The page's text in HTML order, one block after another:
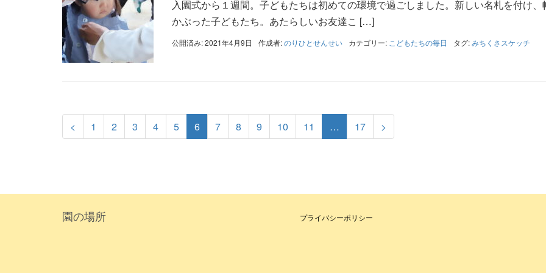
入園式から１週間。子どもたちは初めての環境で過ごしました。新しい名札を付け、
かぶった子どもたち。あたらしいお友達こ […]
公開済み: 2021年4月9日 作成者:のりひとせんせい カテゴリー: こどもたちの毎日 タグ:みちくさスケッチ
< 1 2 3 4 5 6 7 8 9 10 11 … 17 >
園の場所 プライバシーポリシー